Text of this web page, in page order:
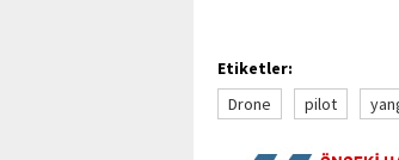
Etiketler:
Drone
pilot